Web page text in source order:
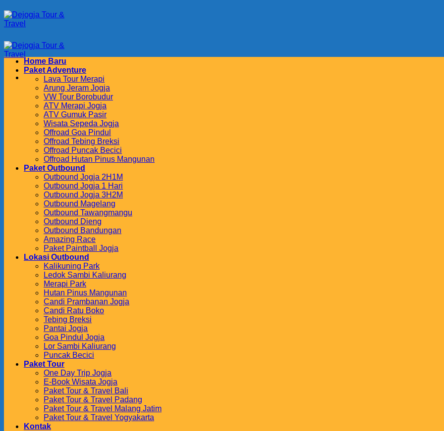
to
content
Home Baru
Paket Adventure
Lava Tour Merapi
Arung Jeram Jogja
VW Tour Borobudur
ATV Merapi Jogja
ATV Gumuk Pasir
Wisata Sepeda Jogja
Offroad Goa Pindul
Offroad Tebing Breksi
Offroad Puncak Becici
Offroad Hutan Pinus Mangunan
Paket Outbound
Outbound Jogja 2H1M
Outbound Jogja 1 Hari
Outbound Jogja 3H2M
Outbound Magelang
Outbound Tawangmangu
Outbound Dieng
Outbound Bandungan
Amazing Race
Paket Paintball Jogja
Lokasi Outbound
Kalikuning Park
Ledok Sambi Kaliurang
Merapi Park
Hutan Pinus Mangunan
Candi Prambanan Jogja
Candi Ratu Boko
Tebing Breksi
Pantai Jogja
Goa Pindul Jogja
Lor Sambi Kaliurang
Puncak Becici
Paket Tour
One Day Trip Jogja
E-Book Wisata Jogja
Paket Tour & Travel Bali
Paket Tour & Travel Padang
Paket Tour & Travel Malang Jatim
Paket Tour & Travel Yogyakarta
Kontak